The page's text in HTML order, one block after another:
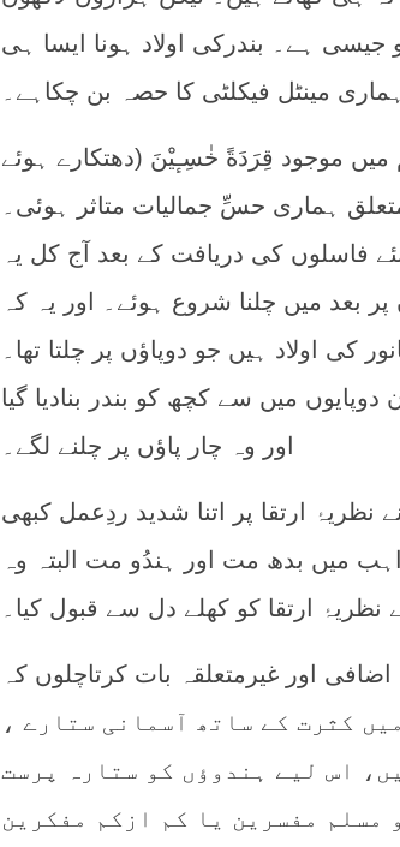
ہے۔ بندرکی اولاد ہونا ایسا ہی
مینٹل فیکلٹی کا حصہ بن چکاہے۔
موجود قِرَدَةً خٰسِـٕیْنَ (دھتکارے ہوئے
ہماری حسِّ جمالیات متاثر ہوئی۔
فاسلوں کی دریافت کے بعد آج کل یہ
بعد میں چلنا شروع ہوئے۔ اور یہ کہ
کی اولاد ہیں جو دوپاؤں پر چلتا تھا۔
میں سے کچھ کو بندر بنادیا گیا
اور وہ چار پاؤں پر چلنے لگے۔
ارتقا پر اتنا شدید ردِعمل کبھی
میں بدھ مت اور ہندُو مت البتہ وہ
ارتقا کو کھلے دل سے قبول کیا۔
کثرت کے ساتھ آسمانی ستارے ،
اس لیے ہندوؤں کو ستارہ پرست
مسلم مفسرین یا کم ازکم مفکرین